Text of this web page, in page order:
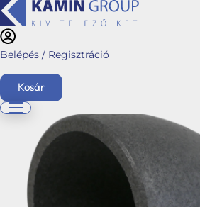
Belépés / Regisztráció
Kosár
English
Főoldal
Tech - Hőszigetelt rendszerek
könyökidom 90˙